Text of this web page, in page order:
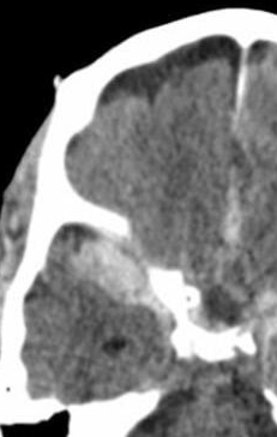
的黃金準則：「時間就是大腦」
們出現若是腦中風的情況，人
藥物進行治療，每一刻都不能放
分校與加州大學舊金山分校醫
（CT）掃描影像診斷顱內出血
智慧有助於提高放射科醫生處
科學期刊《美國國家科學院院
車禍或跌倒，或是出現其它與